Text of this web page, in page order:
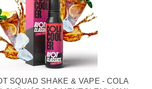
SQUAD SHAKE & VAPE - COLA